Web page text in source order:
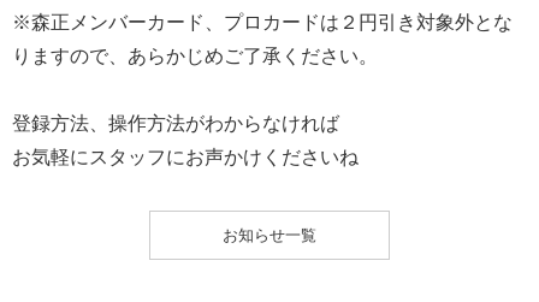
※森正メンバーカード、プロカードは２円引き対象外とな
りますので、あらかじめご了承ください。
登録方法、操作方法がわからなければ
お気軽にスタッフにお声かけくださいね
お知らせ一覧